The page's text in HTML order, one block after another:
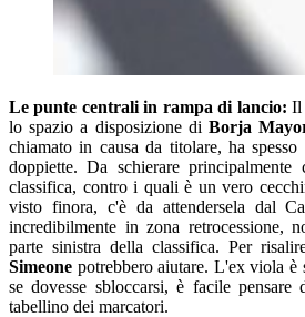
Le punte centrali in rampa di lancio: Il
lo spazio a disposizione diBorja
chiamato in causa da titolare, ha
doppiette. Da schierare principalmente
classifica, contro i quali è un vero
visto finora, c'è da attendersela dal
incredibilmente in zona retrocessione,
parte sinistra della classifica. Per
Simeone potrebbero aiutare. L'ex viola è
se dovesse sbloccarsi, è facile
tabellino dei marcatori.